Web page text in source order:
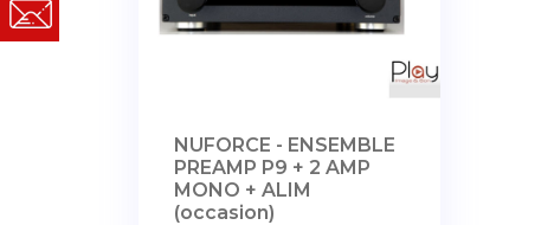
NUFORCE - ENSEMBLE
PREAMP P9 + 2 AMP
MONO + ALIM
(occasion)